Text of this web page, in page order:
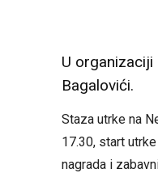
U organizaciji
Bagalovići.
Staza utrke na
17.30, start
nagrada i